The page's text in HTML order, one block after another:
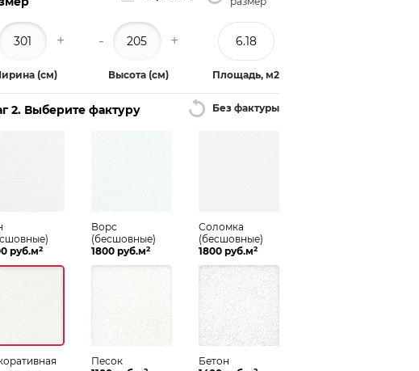
+
(см)
- +
Высота (см) Площадь, м2
2. Выберите фактуру Без фактуры
руб.м2
Ворс
(бесшовные)
1800 руб.м2
Соломка
(бесшовные)
1800 руб.м2
Песок
Бетон